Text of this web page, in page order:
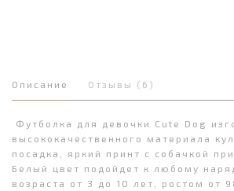
Описание Отзывы (6)
Футболка для девочки Cute Dog
высококачественного материала
посадка, яркий принт с собачкой
Белый цвет подойдет к любому
возраста от 3 до 10 лет, ростом от